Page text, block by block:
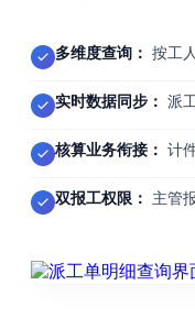
多维度查询： 按工
实时数据同步： 派
核算业务衔接： 计
双报工权限： 主管